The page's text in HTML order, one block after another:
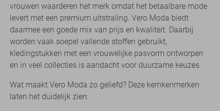
vrouwen waarderen het merk omdat het betaalbare mode
levert met een premium uitstraling. Vero Moda biedt
daarmee een goede mix van prijs en kwaliteit. Daarbij
worden vaak soepel vallende stoffen gebruikt,
kledingstukken met een vrouwelijke pasvorm ontworpen
en in veel collecties is aandacht voor duurzame keuzes.
Wat maakt Vero Moda zo geliefd? Deze kernkenmerken
laten het duidelijk zien: